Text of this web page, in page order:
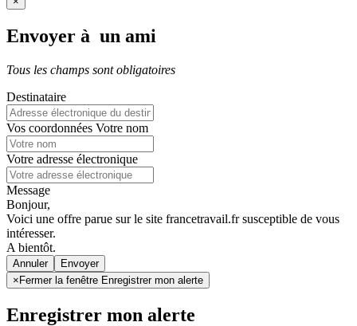
Envoyer à un ami
Tous les champs sont obligatoires
Destinataire
Vos coordonnées Votre nom
Votre adresse électronique
Message
Bonjour,
Voici une offre parue sur le site francetravail.fr susceptible de vous
intéresser.
A bientôt.
Annuler
× Fermer la fenêtre Enregistrer mon alerte
Enregistrer mon alerte